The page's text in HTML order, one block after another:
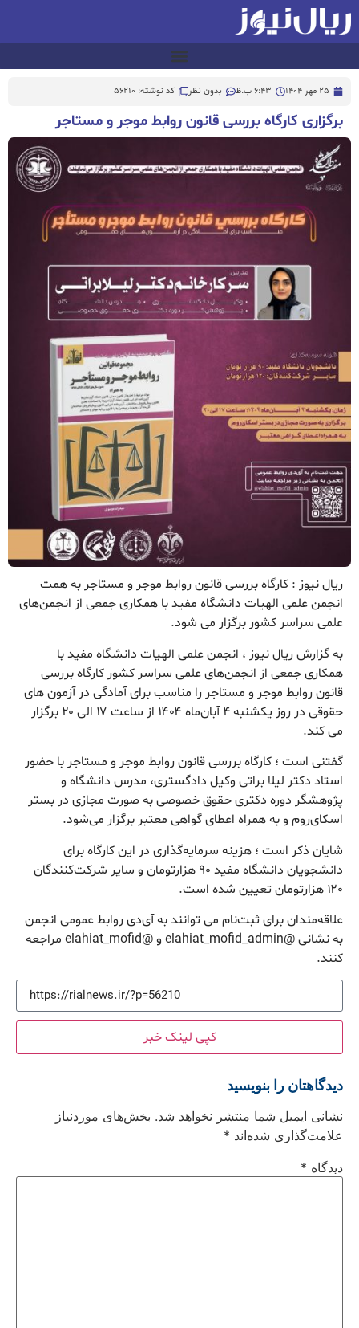
25 مهر 1404 6:43 ب.ظ بدون نظر کد نوشته: 56210
برگزاری کارگاه بررسی قانون روابط موجر و مستاجر
ریال نیوز : کارگاه بررسی قانون روابط موجر و مستاجر به همت
انجمن علمی الهیات دانشگاه مفید با همکاری جمعی از انجمن‌های
علمی سراسر کشور برگزار می‌ شود.
به گزارش ریال نیوز ، انجمن علمی الهیات دانشگاه مفید با
همکاری جمعی از انجمن‌های علمی سراسر کشور کارگاه بررسی
قانون روابط موجر و مستاجر را مناسب برای آمادگی در آزمون های
حقوقی در روز یکشنبه ۴ آبان‌ماه ۱۴۰۴ از ساعت ۱۷ الی ۲۰ برگزار
می‌ کند.
گفتنی است ؛ کارگاه بررسی قانون روابط موجر و مستاجر با حضور
استاد دکتر لیلا براتی وکیل دادگستری، مدرس دانشگاه و
پژوهشگر دوره دکتری حقوق خصوصی به صورت مجازی در بستر
اسکای‌روم و به همراه اعطای گواهی معتبر برگزار می‌شود.
شایان ذکر است ؛ هزینه سرمایه‌گذاری در این کارگاه برای
دانشجویان دانشگاه مفید ۹۰ هزارتومان و سایر شرکت‌کنندگان
۱۲۰ هزارتومان تعیین شده است.
علاقه‌مندان برای ثبت‌نام می توانند به آی‌دی روابط عمومی انجمن
به نشانی @elahiat_mofid_admin و @elahiat_mofid مراجعه
کنند.
کپی لینک خبر
دیدگاهتان را بنویسید
نشانی ایمیل شما منتشر نخواهد شد. بخش‌های موردنیاز
علامت‌گذاری شده‌اند *
دیدگاه *